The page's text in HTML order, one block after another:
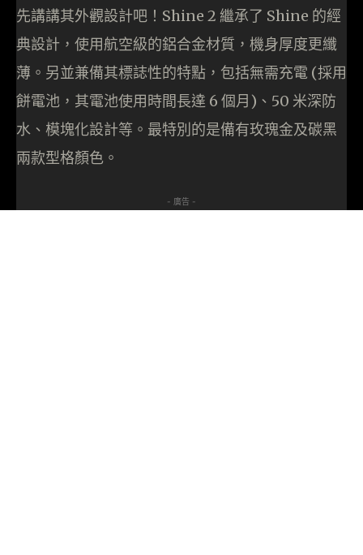
先講講其外觀設計吧！Shine 2 繼承了 Shine 的經
典設計，使用航空級的鋁合金材質，機身厚度更纖
薄。另並兼備其標誌性的特點，包括無需充電 (採用
餅電池，其電池使用時間長達 6 個月)、50 米深防
水、模塊化設計等。最特別的是備有玫瑰金及碳黑
兩款型格顏色。
- 廣告 -